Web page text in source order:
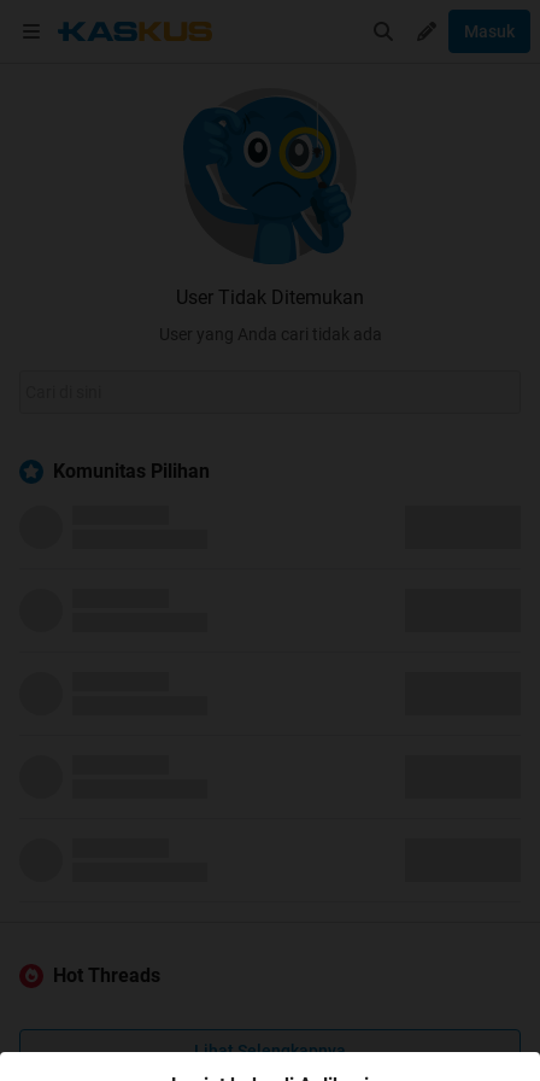
Masuk
User Tidak Ditemukan
User yang Anda cari tidak ada
Komunitas Pilihan
Hot Threads
Lihat Selengkapnya